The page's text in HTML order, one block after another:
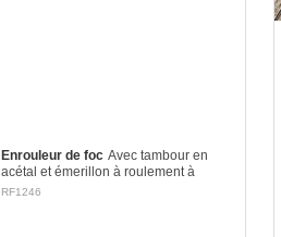
Enrouleur de foc Avec tambour en
acétal et émerillon à roulement à
billes en acier inox, guide pour
RF1246